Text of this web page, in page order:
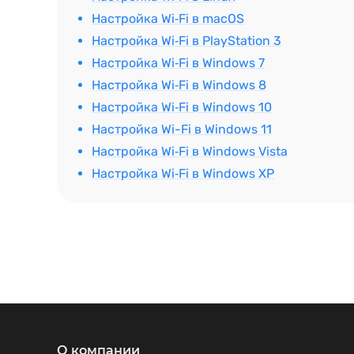
Настройка Wi‑Fi в macOS
Настройка Wi‑Fi в PlayStation 3
Настройка Wi‑Fi в Windows 7
Настройка Wi‑Fi в Windows 8
Настройка Wi‑Fi в Windows 10
Настройка Wi-Fi в Windows 11
Настройка Wi‑Fi в Windows Vista
Настройка Wi‑Fi в Windows XP
О компании